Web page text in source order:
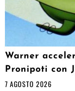
Warner
Pronipoti con
7 AGOSTO 2026